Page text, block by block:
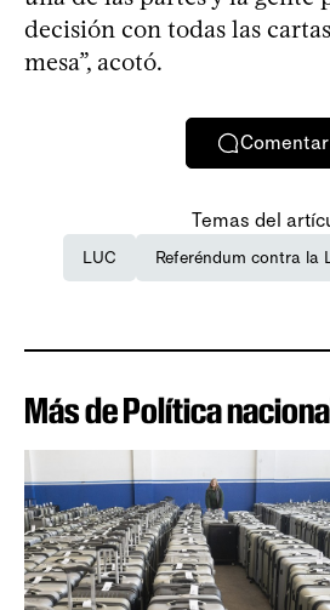
decisión con todas las
mesa”, acotó.
Comentar
Temas del
LUC Referéndum contra la
Más de Política